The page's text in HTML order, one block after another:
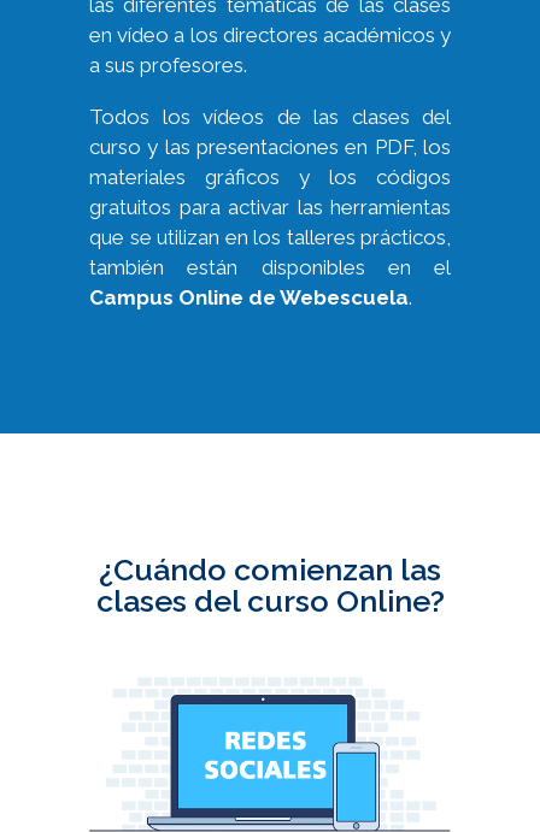
las diferentes temáticas de las clases
en vídeo a los directores académicos y
a sus profesores.
Todos los vídeos de las clases del
curso y las presentaciones en PDF, los
materiales gráficos y los códigos
gratuitos para activar las herramientas
que se utilizan en los talleres prácticos,
también están disponibles en el
Campus Online de Webescuela.
¿Cuándo comienzan las
clases del curso Online?